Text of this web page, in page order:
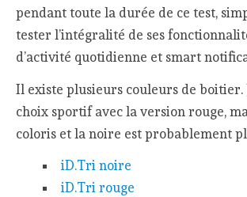
pendant toute la durée de ce test,
tester l’intégralité de ses
d’activité quotidienne et smart
Il existe plusieurs couleurs de boitier.
choix sportif avec la version rouge,
coloris et la noire est probablement
iD.Tri noire
iD.Tri rouge